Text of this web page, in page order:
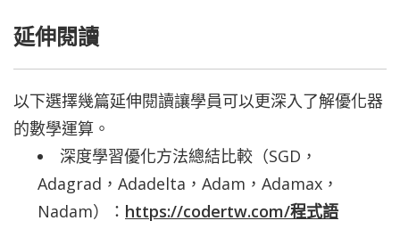
延伸閱讀
以下選擇幾篇延伸閱讀讓學員可以更深入了解優化器
的數學運算。
深度學習優化方法總結比較（SGD，
Adagrad，Adadelta，Adam，Adamax，
Nadam）： https://codertw.com/程式語